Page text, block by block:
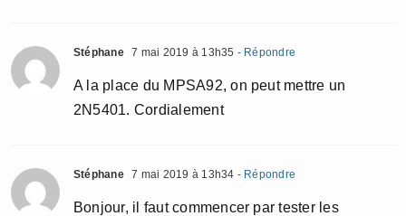
Stéphane 7 mai 2019 à 13h35 - Répondre
A la place du MPSA92, on peut mettre un
2N5401. Cordialement
Stéphane 7 mai 2019 à 13h34 - Répondre
Bonjour, il faut commencer par tester les